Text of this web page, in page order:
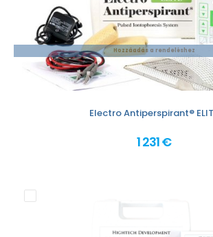
Hozzáadás a rendeléshez
Electro Antiperspirant®
1 231 €